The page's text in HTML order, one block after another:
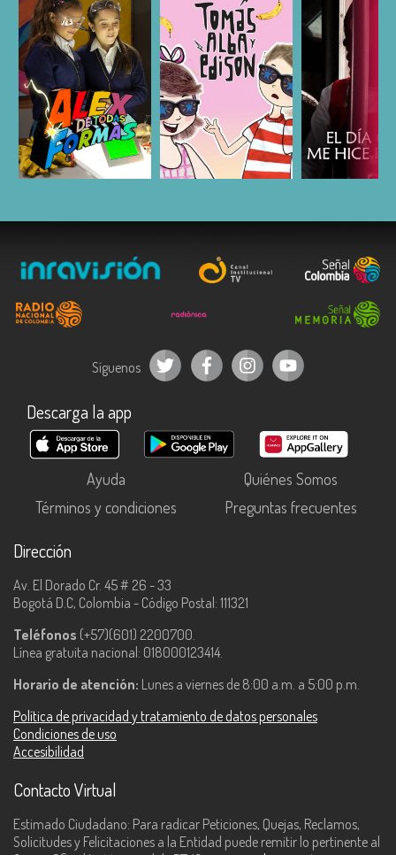
ESCUCHAR ESCUCHAR
Síguenos
Descarga la app
Ayuda
Quiénes Somos
Términos y condiciones
Preguntas frecuentes
Dirección
Av. El Dorado Cr. 45 # 26 - 33
Bogotá D.C, Colombia - Código Postal: 111321
Teléfonos (+57)(601) 2200700.
Línea gratuita nacional: 018000123414.
Horario de atención: Lunes a viernes de 8:00 a.m. a 5:00 p.m.
Política de privacidad y tratamiento de datos personales
Condiciones de uso
Accesibilidad
Contacto Virtual
Estimado Ciudadano: Para radicar Peticiones, Quejas, Reclamos,
Solicitudes y Felicitaciones a la Entidad puede remitir lo pertinente al